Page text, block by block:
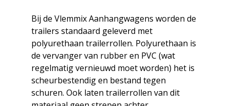
Bij de Vlemmix Aanhangwagens worden de
trailers standaard geleverd met
polyurethaan trailerrollen. Polyurethaan is
de vervanger van rubber en PVC (wat
regelmatig vernieuwd moet worden) het is
scheurbestendig en bestand tegen
schuren. Ook laten trailerrollen van dit